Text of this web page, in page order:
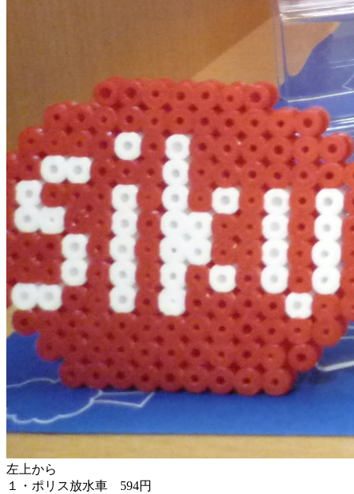
左上から
１・ポリス放水車 594円